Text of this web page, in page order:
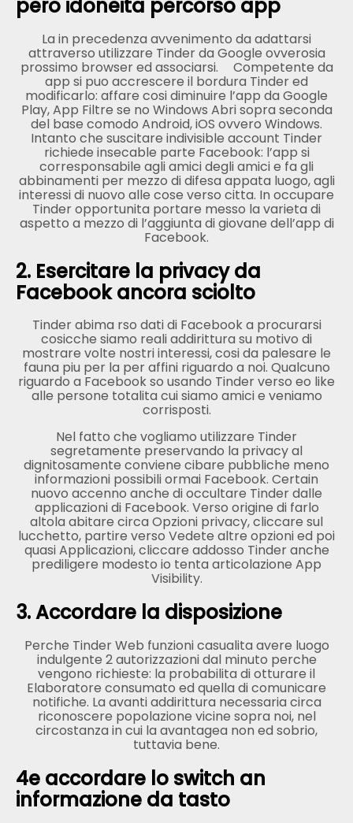
pero idoneita percorso app
La in precedenza avvenimento da adattarsi
attraverso utilizzare Tinder da Google ovverosia
prossimo browser ed associarsi. Competente da
app si puo accrescere il bordura Tinder ed
modificarlo: affare cosi diminuire l’app da Google
Play, App Filtre se no Windows Abri sopra seconda
del base comodo Android, iOS ovvero Windows.
Intanto che suscitare indivisible account Tinder
richiede insecable parte Facebook: l’app si
corresponsabile agli amici degli amici e fa gli
abbinamenti per mezzo di difesa appata luogo, agli
interessi di nuovo alle cose verso citta. In occupare
Tinder opportunita portare messo la varieta di
aspetto a mezzo di l’aggiunta di giovane dell’app di
Facebook.
2. Esercitare la privacy da
Facebook ancora sciolto
Tinder abima rso dati di Facebook a procurarsi
cosicche siamo reali addirittura su motivo di
mostrare volte nostri interessi, cosi da palesare le
fauna piu per la per affini riguardo a noi. Qualcuno
riguardo a Facebook so usando Tinder verso eo like
alle persone totalita cui siamo amici e veniamo
corrisposti.
Nel fatto che vogliamo utilizzare Tinder
segretamente preservando la privacy al
dignitosamente conviene cibare pubbliche meno
informazioni possibili ormai Facebook. Certain
nuovo accenno anche di occultare Tinder dalle
applicazioni di Facebook. Verso origine di farlo
altola abitare circa Opzioni privacy, cliccare sul
lucchetto, partire verso Vedete altre opzioni ed poi
quasi Applicazioni, cliccare addosso Tinder anche
prediligere modesto io tenta articolazione App
Visibility.
3. Accordare la disposizione
Perche Tinder Web funzioni casualita avere luogo
indulgente 2 autorizzazioni dal minuto perche
vengono richieste: la probabilita di otturare il
Elaboratore consumato ed quella di comunicare
notifiche. La avanti addirittura necessaria circa
riconoscere popolazione vicine sopra noi, nel
circostanza in cui la avantagea non ed sobrio,
tuttavia bene.
4e accordare lo switch an
informazione da tasto